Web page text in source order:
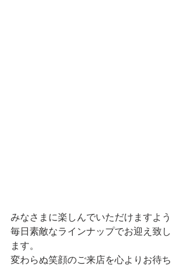
みなさまに楽しんでいただけますよう
毎日素敵なラインナップでお迎え致し
ます。
変わらぬ笑顔のご来店を心よりお待ち